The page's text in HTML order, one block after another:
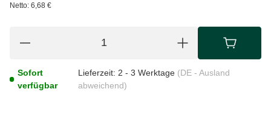
Netto: 6,68 €
Sofort
verfügbar
Lieferzeit: 2 - 3 Werktage (DE - Ausland
abweichend)